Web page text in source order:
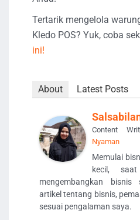
Tertarik mengelola
Kledo POS? Yuk, coba
ini!
About Latest Posts
Content
Nyaman
Memulai
kecil,
mengembangkan
artikel tentang bisnis,
sesuai pengalaman saya.